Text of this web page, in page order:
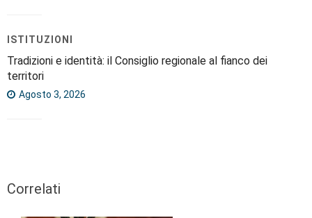
ISTITUZIONI
Tradizioni e identità: il Consiglio regionale al fianco dei
territori
Agosto 3, 2026
Correlati